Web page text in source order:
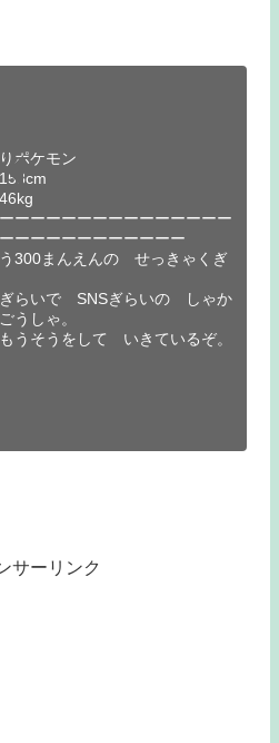
ポケモン
ーーーーーーーーーーーーーー
ーーーーーーーーーーー
300まんえんの せっきゃくぎ
ぎらいで SNSぎらいの しゃか
うしゃ。
うそうをして いきているぞ。
サーリンク